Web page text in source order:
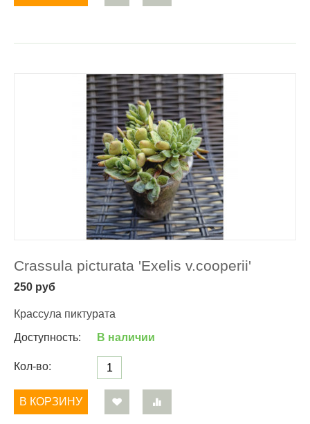
Crassula picturata 'Exelis v.cooperii'
250 руб
Крассула пиктурата
Доступность:
В наличии
Кол-во:
В КОРЗИНУ